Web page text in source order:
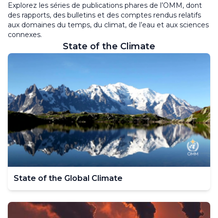
Explorez les séries de publications phares de l’OMM, dont
des rapports, des bulletins et des comptes rendus relatifs
aux domaines du temps, du climat, de l’eau et aux sciences
connexes.
State of the Climate
State of the Global Climate